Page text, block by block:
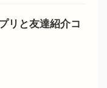
リと友達紹介コ